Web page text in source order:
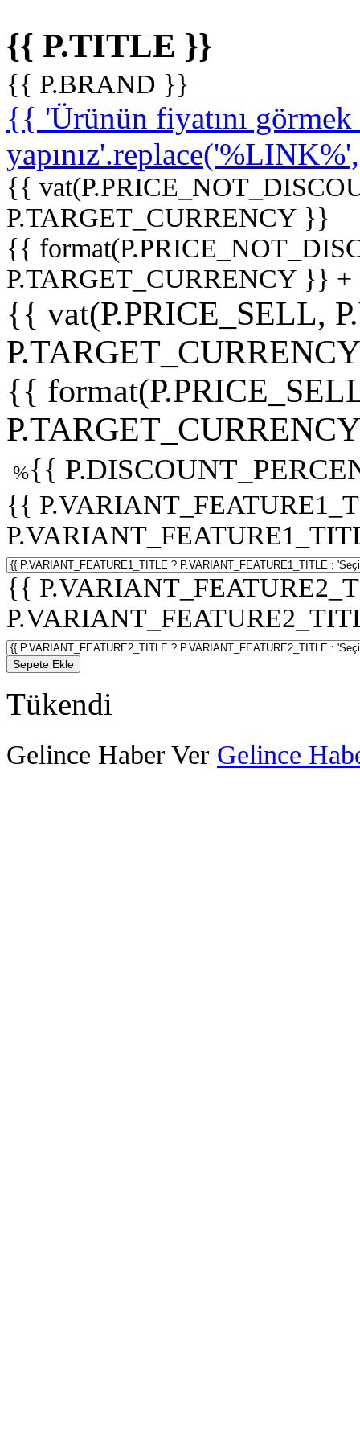
{{ P.TITLE }}
{{ P.BRAND }}
{{ 'Ürünün fiyatını
{{
P.TARGET_CURRENCY }}
{{
P.TARGET_CURRENCY }}
{{ vat(P.PRICE_SELL,
{{
%{{
{{
{{
Sepete Ekle
Tükendi
Gelince Haber Ver Gelince